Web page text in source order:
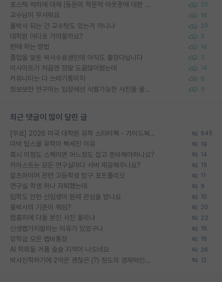
포스텍 억까에 대해 (동문의 학문적 아웃풋에 대한 반박) 50
교수님이 무서워요 16
물박사 되는 건 교수탓도 있는거 아니냐 29
대학원 어디로 가야할까요? 5
편애 하는 방법 14
졸업을 앞둔 박사수료생인데 아직도 출장다닙니다 3
이사이트가 처음엔 정말 도움많이됐는데 14
커뮤니티는 다 쓰레기통이지 6
정보보안 연구하는 입장에선 식별가능한 사진을 올리는건 비추이긴함 5
최근 댓글이 많이 달린 글
[무료] 2026 미국 대학원 유학 스타터팩 - 가이드북 & 합격자 컨택메일 템플릿 645
미박 탑스쿨 유학이 빡세진 이유 19
혹시 이정도 스펙이면 어느정도 잡고 준비해야하나요? 14
카이스트는 모든 연구실마다 서버 제공해주나요? 15
알츠하이머 관련 고등학생 탐구 포트폴리오 11
연구실 학생 하나 자퇴했는데 9
입학도 안한 신입생이 원래 관심을 받나요 10
물박사의 기준이 뭐임? 20
랩홈피에 다들 본인 사진 올리냐 23
신생랩가지말라는 이유가 있었구나 16
장학금 모은 랩비통장 16
AI 학회들 거품 슬슬 지적이 나오네요 26
박사진학하기에 2억은 괜찮은 (?) 정도의 경제력인가요 12